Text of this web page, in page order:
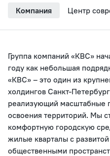
Компания Центр
Группа компаний «КВС»
году как небольшая
«КВС» – это один из
холдингов Санкт-
реализующий масштабные
освоения территорий. Мы
комфортную городскую
жилые кварталы с
общественными